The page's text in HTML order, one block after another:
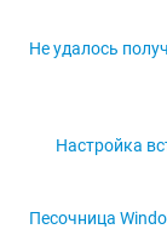
Не удалось
Настройка
Песочница